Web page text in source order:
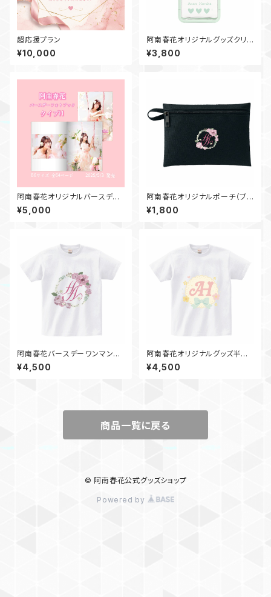
超応援プラン
¥10,000
阿南春花オリジナルグッズクリア
ボトル~2025年春デザイン~
¥3,800
阿南春花オリジナルバースデー
フォトブック2025（タイプH）
¥5,000
阿南春花オリジナルポーチ（ブラ
ック）
¥1,800
阿南春花バースデーワンマンラ
イブグッズTシャツ（ホワイト）
¥4,500
阿南春花オリジナルグッズ半袖
Tシャツ~2025年春デザイン~
ホワイト
¥4,500
商品一覧に戻る
© 阿南春花公式グッズショップ
Powered by